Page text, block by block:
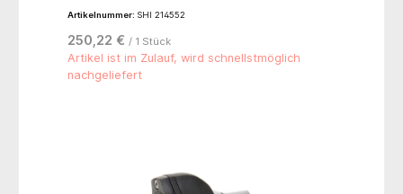
Artikelnummer: SHI 214552
250,22 € / 1 Stück
Artikel ist im Zulauf, wird schnellstmöglich
nachgeliefert